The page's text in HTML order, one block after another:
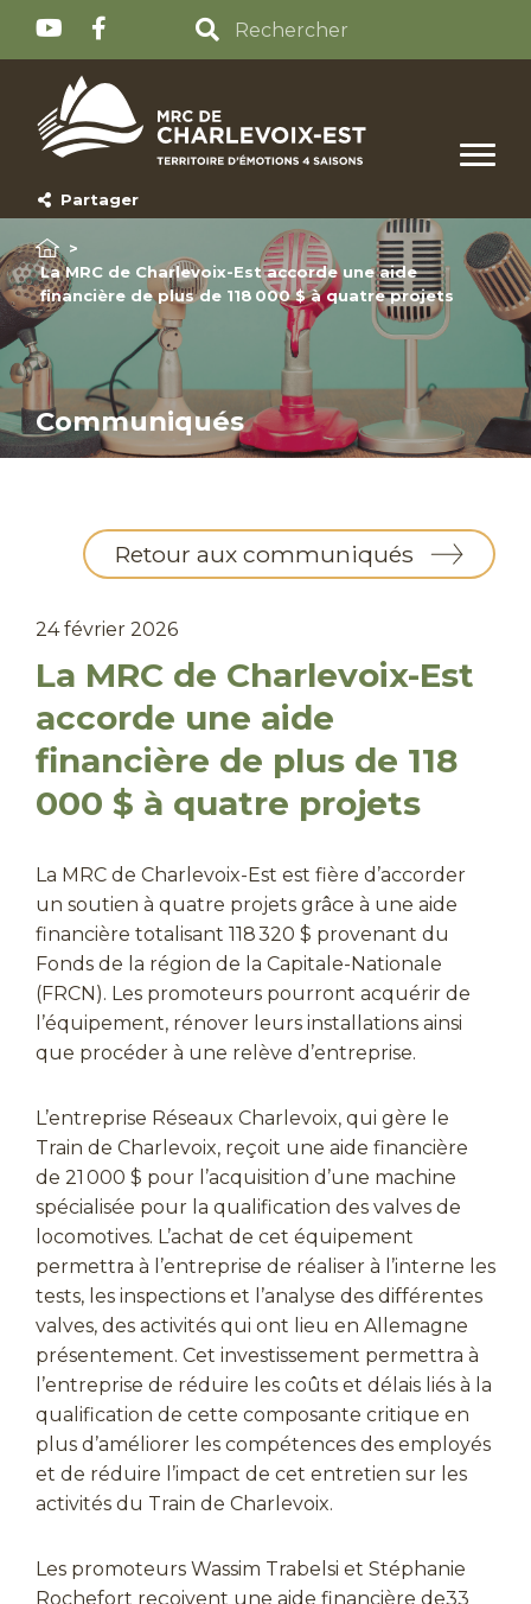
Partager
>
La MRC de Charlevoix-Est accorde une aide
financière de plus de 118 000 $ à quatre projets
Communiqués
Retour aux communiqués
24 février 2026
La MRC de Charlevoix-Est
accorde une aide
financière de plus de 118
000 $ à quatre projets
La MRC de Charlevoix-Est est fière d’accorder
un soutien à quatre projets grâce à une aide
financière totalisant 118 320 $ provenant du
Fonds de la région de la Capitale-Nationale
(FRCN). Les promoteurs pourront acquérir de
l’équipement, rénover leurs installations ainsi
que procéder à une relève d’entreprise.
L’entreprise Réseaux Charlevoix, qui gère le
Train de Charlevoix, reçoit une aide financière
de 21 000 $ pour l’acquisition d’une machine
spécialisée pour la qualification des valves de
locomotives. L’achat de cet équipement
permettra à l’entreprise de réaliser à l’interne les
tests, les inspections et l’analyse des différentes
valves, des activités qui ont lieu en Allemagne
présentement. Cet investissement permettra à
l’entreprise de réduire les coûts et délais liés à la
qualification de cette composante critique en
plus d’améliorer les compétences des employés
et de réduire l’impact de cet entretien sur les
activités du Train de Charlevoix.
Les promoteurs Wassim Trabelsi et Stéphanie
Rochefort reçoivent une aide financière de33